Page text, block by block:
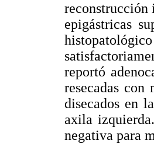
epigástricas
reportó
resecadas con
disecados en
axila
negativa para